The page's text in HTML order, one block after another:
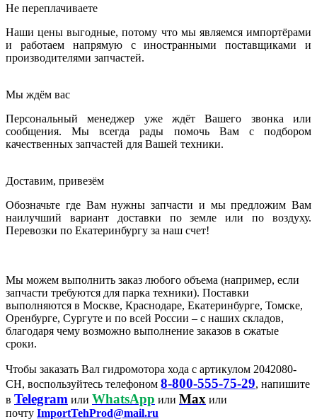
Не переплачиваете
Наши цены выгодные, потому что мы являемся импортёрами
и работаем напрямую с иностранными поставщиками и
производителями запчастей.
Мы ждём вас
Персональный менеджер уже ждёт Вашего звонка или
сообщения. Мы всегда рады помочь Вам с подбором
качественных запчастей для Вашей техники.
Доставим, привезём
Обозначьте где Вам нужны запчасти и мы предложим Вам
наилучший вариант доставки по земле или по воздуху.
Перевозки по Екатеринбургу за наш счет!
Мы можем выполнить заказ любого объема (например, если
запчасти требуются для парка техники). Поставки
выполняются в Москве, Краснодаре, Екатеринбурге, Томске,
Оренбурге, Сургуте и по всей России – с наших складов,
благодаря чему возможно выполнение заказов в сжатые
сроки.
Чтобы заказать Вал гидромотора хода с артикулом 2042080-
CH, воспользуйтесь телефоном 8-800-555-75-29, напишите
в Telegram или WhatsApp или Max или
почту ImportTehProd@mail.ru